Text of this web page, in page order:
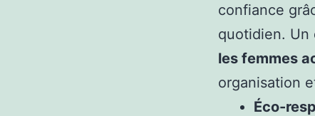
confiance
quotidien. Un
les femmes
organisation
Éco-